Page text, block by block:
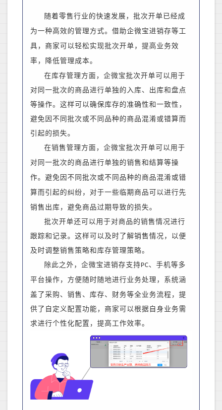
随着零售行业的快速发展，批次开单已经成
为一种高效的管理方式。借助企微宝进销存等工
具，商家可以轻松实现批次开单，提高业务效
率，降低管理成本。
在库存管理方面，企微宝批次开单可以用于
对同一批次的商品进行单独的入库、出库和盘点
等操作。这样可以确保库存的准确性和一致性，
避免因不同批次或不同品种的商品混淆或错算而
引起的损失。
在销售管理方面，企微宝批次开单可以用于
对同一批次的商品进行单独的销售和结算等操
作。避免因不同批次或不同品种的商品混淆或错
算而引起的纠纷， 对于一些临期商品可以进行先
销售出库，避免商品过期导致的损失。
批次开单还可以用于对商品的销售情况进行
跟踪和记录。这样可以及时了解销售情况，以便
及时调整销售策略和库存管理策略。
除此之外，企微宝进销存支持PC、手机等多
平台操作，方便随时随地进行业务处理，系统涵
盖了采购、销售、库存、财务等全业务流程， 提
供了自定义配置功能，商家可以根据自身业务需
求进行个性化配置，提高工作效率。